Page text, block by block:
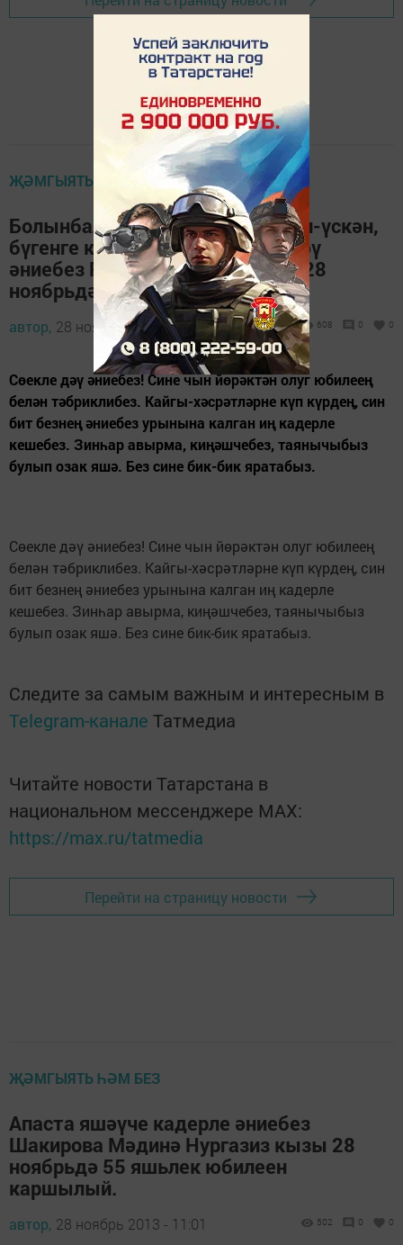
ҖӘМГЫЯТЬ ҺӘМ БЕЗ
Болынбалыкчы авылында туып-үскән,
бүгенге көндә Апаста яшәүче дәү
әниебез Рәзинә Сәмигуллинага 28
ноябрьдә 85 яшь тулды.
автор, 28 ноябрь 2013 - 11:04 608 0 0
Сөекле дәү әниебез! Сине чын йөрәктән олуг юбилеең
белән тәбриклибез. Кайгы-хәсрәтләрне күп күрдең, син
бит безнең әниебез урынына калган иң кадерле
кешебез. Зинһар авырма, киңәшчебез, таянычыбыз
булып озак яшә. Без сине бик-бик яратабыз.
Сөекле дәү әниебез! Сине чын йөрәктән олуг юбилеең
белән тәбриклибез. Кайгы-хәсрәтләрне күп күрдең, син
бит безнең әниебез урынына калган иң кадерле
кешебез. Зинһар авырма, киңәшчебез, таянычыбыз
булып озак яшә. Без сине бик-бик яратабыз.
Следите за самым важным и интересным в
Telegram-канале Татмедиа
Читайте новости Татарстана в
национальном мессенджере MАХ:
https://max.ru/tatmedia
Перейти на страницу новости
ҖӘМГЫЯТЬ ҺӘМ БЕЗ
Апаста яшәүче кадерле әниебез
Шакирова Мәдинә Нургазиз кызы 28
ноябрьдә 55 яшьлек юбилеен
каршылый.
автор, 28 ноябрь 2013 - 11:01 502 0 0